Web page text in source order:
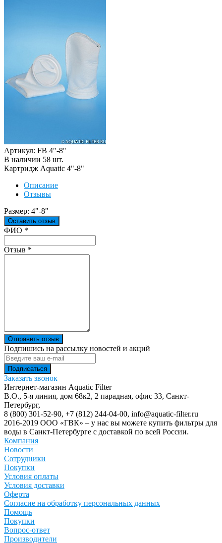
Артикул: FB 4"-8"
В наличии 58 шт.
Картридж Aquatic 4"-8"
Описание
Отзывы
Размер: 4"-8"
Оставить отзыв
Ваш отзыв был отправлен!
ФИО *
Отзыв *
Отправить отзыв
Подпишись на рассылку новостей и акций
Заказать звонок
Интернет-магазин Aquatic Filter
В.О., 5-я линия, дом 68к2, 2 парадная, офис 33, Санкт-
Петербург,
8 (800) 301-52-90, +7 (812) 244-04-00, info@aquatic-filter.ru
2016-2019 ООО «ГВК» – у нас вы можете купить фильтры для
воды в Санкт-Петербурге с доставкой по всей России.
Компания
Новости
Сотрудники
Покупки
Условия оплаты
Условия доставки
Оферта
Согласие на обработку персональных данных
Помощь
Покупки
Вопрос-ответ
Производители